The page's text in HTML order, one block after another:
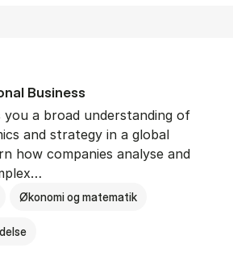
Busi­ness
you a broad understanding of
and strategy in a global
how companies analyse and
Økonomi og matematik